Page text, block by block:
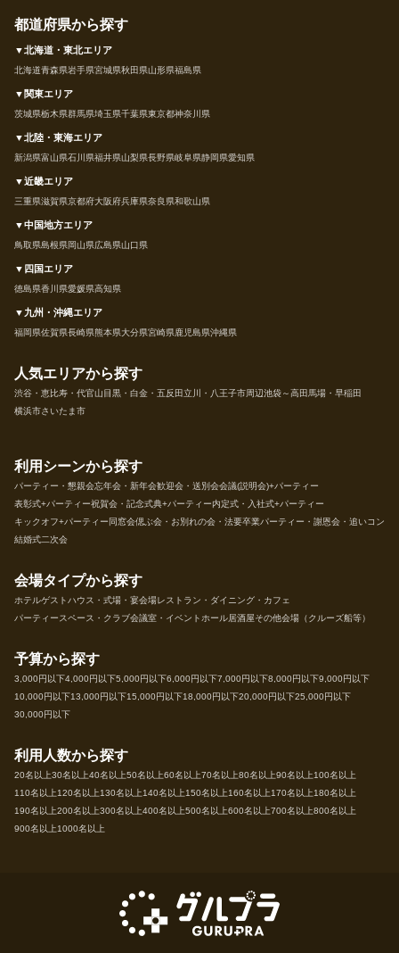
都道府県から探す
▼北海道・東北エリア
北海道青森県岩手県宮城県秋田県山形県福島県
▼関東エリア
茨城県栃木県群馬県埼玉県千葉県東京都神奈川県
▼北陸・東海エリア
新潟県富山県石川県福井県山梨県長野県岐阜県静岡県愛知県
▼近畿エリア
三重県滋賀県京都府大阪府兵庫県奈良県和歌山県
▼中国地方エリア
鳥取県島根県岡山県広島県山口県
▼四国エリア
徳島県香川県愛媛県高知県
▼九州・沖縄エリア
福岡県佐賀県長崎県熊本県大分県宮崎県鹿児島県沖縄県
人気エリアから探す
渋谷・恵比寿・代官山目黒・白金・五反田立川・八王子市周辺池袋～高田馬場・早稲田
横浜市さいたま市
利用シーンから探す
パーティー・懇親会忘年会・新年会歓迎会・送別会会議(説明会)+パーティー
表彰式+パーティー祝賀会・記念式典+パーティー内定式・入社式+パーティー
キックオフ+パーティー 同窓会偲ぶ会・お別れの会・法要卒業パーティー・謝恩会・追いコン
結婚式二次会
会場タイプから探す
ホテルゲストハウス・式場・宴会場レストラン・ダイニング・カフェ
パーティースペース・クラブ会議室・イベントホール居酒屋その他会場（クルーズ船等）
予算から探す
3,000円以下4,000円以下5,000円以下6,000円以下7,000円以下8,000円以下9,000円以下
10,000円以下13,000円以下15,000円以下18,000円以下20,000円以下25,000円以下
30,000円以下
利用人数から探す
20名以上30名以上40名以上50名以上60名以上70名以上80名以上90名以上100名以上
110名以上120名以上130名以上140名以上150名以上160名以上170名以上180名以上
190名以上200名以上300名以上400名以上500名以上600名以上700名以上800名以上
900名以上1000名以上